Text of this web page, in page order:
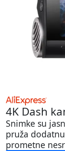
4K Dash
Snimke su
pruža
prometne